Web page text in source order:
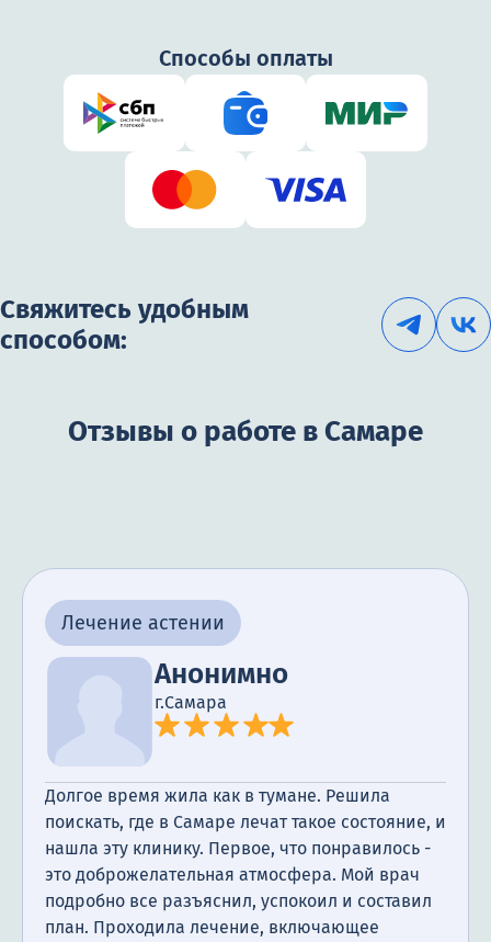
Способы оплаты
Свяжитесь удобным
способом:
Отзывы о работе в Самаре
Лечение астении
Анонимно
г.Самара
Долгое время жила как в тумане. Решила
поискать, где в Самаре лечат такое состояние, и
нашла эту клинику. Первое, что понравилось -
это доброжелательная атмосфера. Мой врач
подробно все разъяснил, успокоил и составил
план. Проходила лечение, включающее